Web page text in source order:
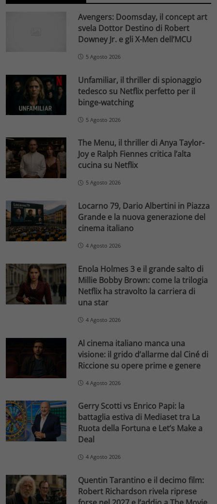
Avengers: Doomsday, il concept art
svela Dottor Destino di Robert
Downey Jr. e gli X-Men dell’MCU
5 Agosto 2026
Unfamiliar, il thriller di spionaggio
tedesco su Netflix perfetto per il
binge-watching
5 Agosto 2026
The Menu, il thriller di Anya Taylor-
Joy e Ralph Fiennes critica l’alta
cucina su Netflix
5 Agosto 2026
Locarno 79, Dario Albertini in Piazza
Grande e la nuova generazione del
cinema italiano
4 Agosto 2026
Enola Holmes 3 e il grande salto di
Millie Bobby Brown: come la trilogia
Netflix ha stravolto la carriera di
una star
4 Agosto 2026
Al cinema italiano manca una
visione: il grido d’allarme dal Ciné di
Riccione su opere prime e genere
4 Agosto 2026
Gerry Scotti vs Enrico Papi: la
battaglia estiva di Mediaset tra La
Ruota della Fortuna e Let’s Make a
Deal
4 Agosto 2026
Quentin Tarantino e il decimo film:
Robert Richardson rivela riprese